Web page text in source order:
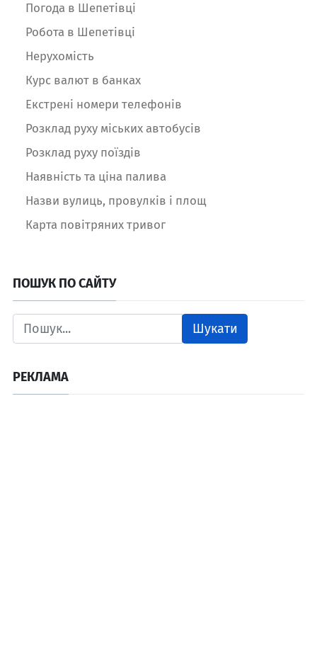
Погода в Шепетівці
Робота в Шепетівці
Нерухомість
Курс валют в банках
Екстрені номери телефонів
Розклад руху міських автобусів
Розклад руху поїздів
Наявність та ціна палива
Назви вулиць, провулків і площ
Карта повітряних тривог
ПОШУК ПО САЙТУ
Шукати
РЕКЛАМА